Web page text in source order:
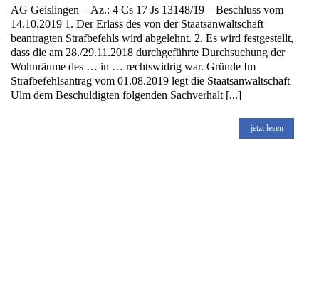
AG Geislingen – Az.: 4 Cs 17 Js 13148/19 – Beschluss vom
14.10.2019 1. Der Erlass des von der Staatsanwaltschaft
beantragten Strafbefehls wird abgelehnt. 2. Es wird festgestellt,
dass die am 28./29.11.2018 durchgeführte Durchsuchung der
Wohnräume des … in … rechtswidrig war. Gründe Im
Strafbefehlsantrag vom 01.08.2019 legt die Staatsanwaltschaft
Ulm dem Beschuldigten folgenden Sachverhalt [...]
jetzt lesen